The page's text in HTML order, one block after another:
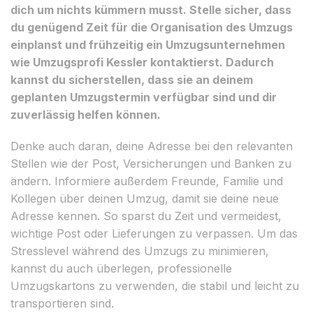
dich um nichts kümmern musst. Stelle sicher, dass
du genügend Zeit für die Organisation des Umzugs
einplanst und frühzeitig ein Umzugsunternehmen
wie Umzugsprofi Kessler kontaktierst. Dadurch
kannst du sicherstellen, dass sie an deinem
geplanten Umzugstermin verfügbar sind und dir
zuverlässig helfen können.
Denke auch daran, deine Adresse bei den relevanten
Stellen wie der Post, Versicherungen und Banken zu
ändern. Informiere außerdem Freunde, Familie und
Kollegen über deinen Umzug, damit sie deine neue
Adresse kennen. So sparst du Zeit und vermeidest,
wichtige Post oder Lieferungen zu verpassen. Um das
Stresslevel während des Umzugs zu minimieren,
kannst du auch überlegen, professionelle
Umzugskartons zu verwenden, die stabil und leicht zu
transportieren sind.